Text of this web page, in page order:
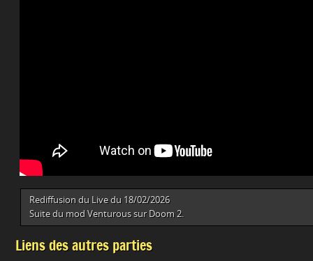
Rediffusion du Live du 18/02/2026
Suite du mod Venturous sur Doom 2.
Liens des autres parties